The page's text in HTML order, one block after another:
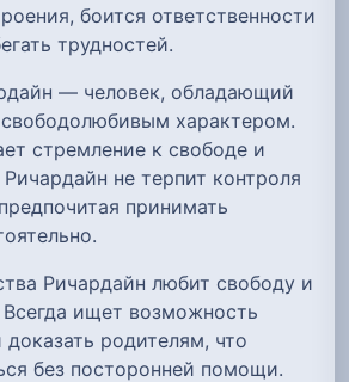
боится ответственности
трудностей.
— человек, обладающий
характером.
стремление к свободе и
не терпит контроля
принимать
Ричардайн любит свободу и
ищет возможность
доказать родителям, что
без посторонней помощи.